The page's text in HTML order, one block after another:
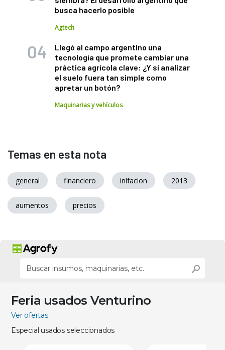
busca hacerlo posible
Agtech
Llegó al campo argentino una
tecnología que promete cambiar una
práctica agrícola clave: ¿Y si analizar
el suelo fuera tan simple como
apretar un botón?
Maquinarias y vehículos
Temas en esta nota
general financiero inlfacion 2013
aumentos precios
Feria usados Venturino
Ver ofertas
Especial usados seleccionados